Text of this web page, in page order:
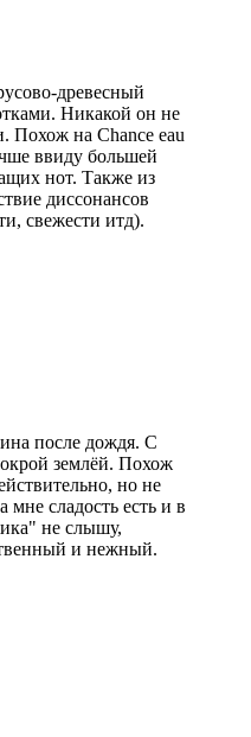
древесный
Никакой он не
Похож на Chance eau
ввиду большей
нот. Также из
диссонансов
свежести итд).
после дождя. С
землёй. Похож
но не
мне сладость есть и в
не слышу,
и нежный.